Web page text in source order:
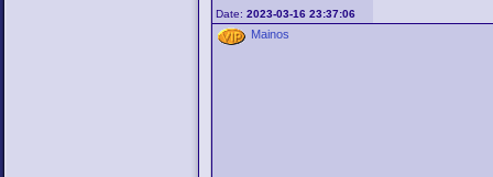
Date:2023-03-16 23:37:06
Mainos